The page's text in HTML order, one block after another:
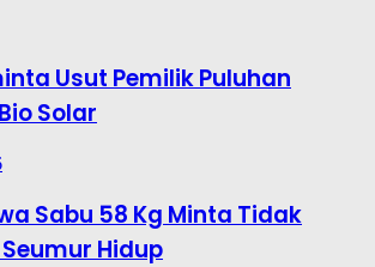
Usut Pemilik Puluhan
Solar
Sabu 58 Kg Minta Tidak
Hidup